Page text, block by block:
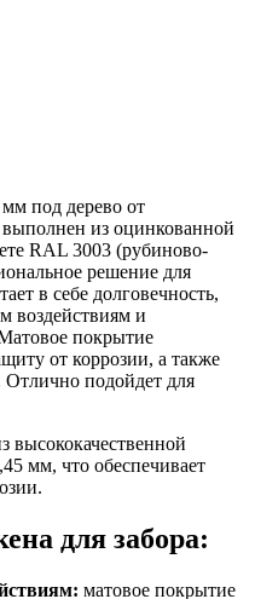
под дерево от
из оцинкованной
RAL 3003 (рубиново-
решение для
в себе долговечность,
воздействиям и
покрытие
от коррозии, а также
Отлично подойдет для
высококачественной
мм, что обеспечивает
для забора:
матовое покрытие